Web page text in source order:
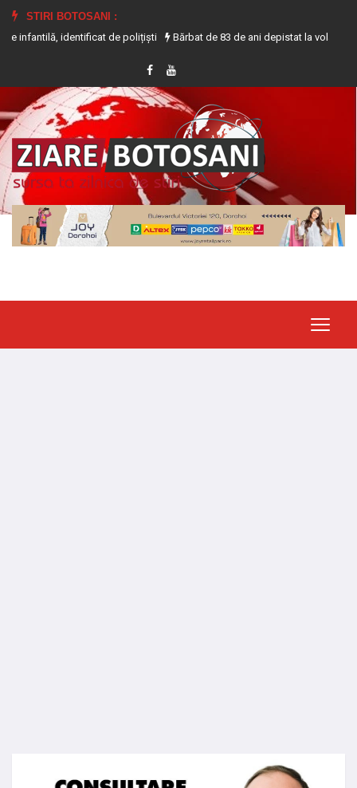
STIRI BOTOSANI :
identificat de polițiști
Bărbat de 83 de ani depistat la volanul unui